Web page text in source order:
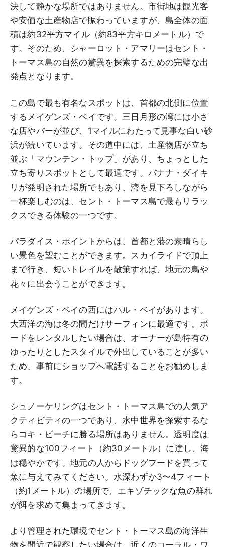
決して静かな場所ではありません。市街地は観光客
や安価な土産物店で賑わっていますが、島全体の面
積は約32平方マイル（約83平方キロメートル）で
す。そのため、シャーロット・アマリーはセント・
トーマス島の自然の驚異を探索するための完璧な出
発点となります。
この島で最も有名なスポットは、首都の北側に位置
するメイゲンズ・ベイです。三日月形の湾には小さ
な店やバーが並び、1マイルにわたって見事な白い砂
浜が続いています。その道中には、土産物店が立ち
並ぶ「マウンテン・トップ」があり、ちょっとした
立ち寄りスポットとして最適です。バナナ・ダイキ
リが発明された場所でもあり、湾を見下ろしながら
一杯楽しむのは、セント・トーマス島で最もリラッ
クスできる体験の一つです。
パラダイス・ポイントからは、首都と港の素晴らし
い景色を望むことができます。スカイライドで頂上
まで行き、短いトレイルを散策すれば、地元の鳥や
花々に出会うことができます。
メイゲンズ・ベイの西にはハル・ベイがあります。
大西洋の海は冬の間だけサーフィンに最適です。ボ
ードをレンタルしたい場合は、オーナーが島特有の
ゆったりとしたスタイルで外出していることが多い
ため、事前にショップへ電話することをお勧めしま
す。
シュノーケリングはセント・トーマス島での人気ア
クティビティの一つであり、水中世界を探索するな
らコキ・ビーチに勝る場所はありません。透明度は
驚異的な100フィート（約30メートル）に達し、海
は穏やかです。地元の人からドッグフードを買って
魚に与えてみてください。水深わずか3〜4フィート
（約1メートル）の場所で、エキゾチックな魚の群れ
が餌を求めて集まってきます。
より管理された環境でセント・トーマス島の海洋生
物を間近で観察したい場合は、近くのコーラル・ワ